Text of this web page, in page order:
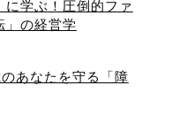
学ぶ！圧倒的ファ
」の経営学
あなたを守る「障